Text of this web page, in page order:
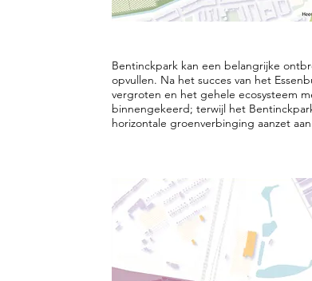
Bentinckpark kan een belangrijke
opvullen. Na het succes van het
vergroten en het gehele ecosysteem
binnengekeerd; terwijl het
horizontale groenverbinging aanzet